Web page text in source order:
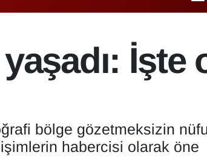
GRAM ALTIN
İşte
bölge gözetmeksizin
habercisi olarak öne